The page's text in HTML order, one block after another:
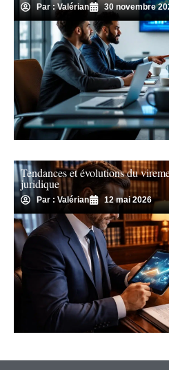
Par : Valérian 30 novembre
Tendances et évolutions du
juridique
Par : Valérian 12 mai 2026